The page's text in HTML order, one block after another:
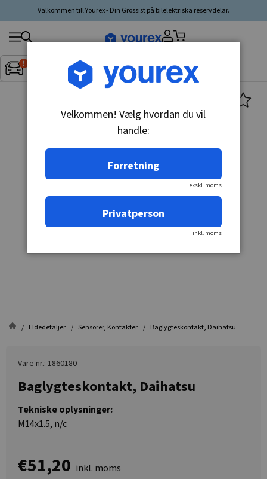
Välkommen till Yourex - Din Grossist på bilelektriska reservdelar.
Inget fordon valt▼
Søg
produkt,
producent,
Eldedetaljer Sensorer, Kontakter Baglygteskontakt, Daihatsu
Vare nr.: 1860180
Baglygteskontakt, Daihatsu
Tekniske oplysninger:
M14x1.5, n/c
€51,20 inkl. moms
Velkommen! Vælg hvordan du vil
handle:
Forretning
ekskl. moms
Privatperson
inkl. moms